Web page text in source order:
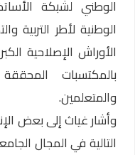
الوطني لشبكة
الوطنية لأطر التربية
الأوراش الإصلاحية
بالمكتسبات
والمتعلمين.
وأشار غياث إلى بعض